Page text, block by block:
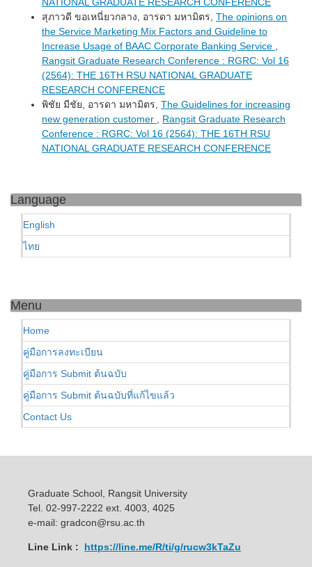
สุภาวดี ขอเหนี่ยวกลาง, อารดา มหามิตร, The opinions on
the Service Marketing Mix Factors and Guideline to
Increase Usage of BAAC Corporate Banking Service
Rangsit Graduate Research Conference : RGRC: Vol 16
(2564): THE 16TH RSU NATIONAL GRADUATE
RESEARCH CONFERENCE
พิชัย มีชัย, อารดา มหามิตร, The Guidelines for increasing
new generation customer
Rangsit Graduate Research
Conference : RGRC: Vol 16 (2564): THE 16TH RSU
NATIONAL GRADUATE RESEARCH CONFERENCE
Language
English
ไทย
Menu
Home
คู่มือการลงทะเบียน
คู่มือการ Submit ต้นฉบับ
คู่มือการ Submit ต้นฉบับที่แก้ไขแล้ว
Contact Us
Graduate School, Rangsit University
Tel. 02-997-2222 ext. 4003, 4025
e-mail: gradcon@rsu.ac.th
Line Link : https://line.me/R/ti/g/rucw3kTaZu